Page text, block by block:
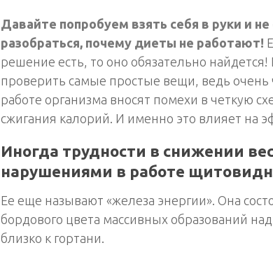
Давайте попробуем взять себя в руки и не
разобраться, почему диеты не работают!
решение есть, то оно обязательно найдется!
проверить самые простые вещи, ведь очень
работе организма вносят помехи в четкую
сжигания калорий. И именно это влияет на
Иногда трудности в снижении
нарушениями в работе
Ее еще называют «железа энергии». Она
бордового цвета массивных образований
близко к гортани.